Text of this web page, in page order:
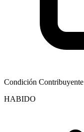
Condición Contribuyente
HABIDO